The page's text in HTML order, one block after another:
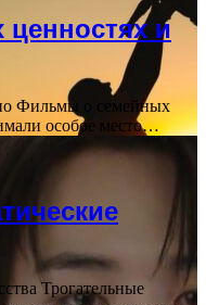
и
Фильмы о семейных
особое место…
Трогательные